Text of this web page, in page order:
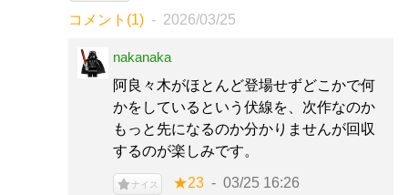
コメント(1) 2026/03/25
nakanaka
阿良々木がほとんど登場せずどこかで何
かをしているという伏線を、次作なのか
もっと先になるのか分かりませんが回収
するのが楽しみです。
ナイス ★23 03/25 16:26